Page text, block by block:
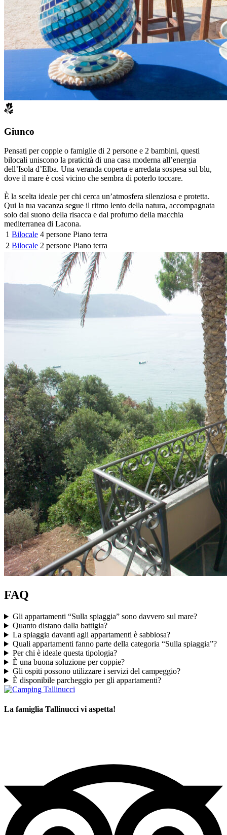
Giunco
Pensati per coppie o famiglie di 2 persone e 2 bambini, questi
bilocali uniscono la praticità di una casa moderna all’energia
dell’Isola d’Elba. Una veranda coperta e arredata sospesa sul blu,
dove il mare è così vicino che sembra di poterlo toccare.
È la scelta ideale per chi cerca un’atmosfera silenziosa e protetta.
Qui la tua vacanza segue il ritmo lento della natura, accompagnata
solo dal suono della risacca e dal profumo della macchia
mediterranea di Lacona.
1 Bilocale 4 persone Piano terra
2 Bilocale 2 persone Piano terra
FAQ
Gli appartamenti “Sulla spiaggia” sono davvero sul mare?
Quanto distano dalla battigia?
La spiaggia davanti agli appartamenti è sabbiosa?
Quali appartamenti fanno parte della categoria “Sulla spiaggia”?
Per chi è ideale questa tipologia?
È una buona soluzione per coppie?
Gli ospiti possono utilizzare i servizi del campeggio?
È disponibile parcheggio per gli appartamenti?
La famiglia Tallinucci vi aspetta!